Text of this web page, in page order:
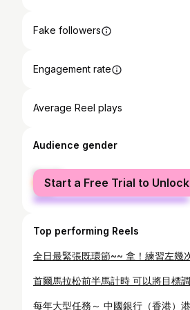
Fake followers
Engagement rate
Average Reel plays
Audience gender
female
male
Start a Free Trial to Unlock
Top performing Reels